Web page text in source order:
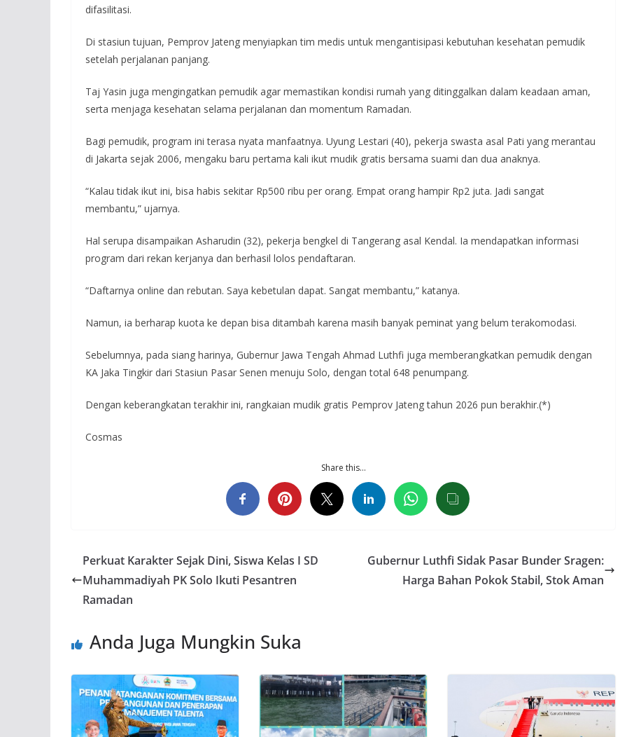
difasilitasi.
Di stasiun tujuan, Pemprov Jateng menyiapkan tim medis untuk mengantisipasi kebutuhan kesehatan pemudik
setelah perjalanan panjang.
Taj Yasin juga mengingatkan pemudik agar memastikan kondisi rumah yang ditinggalkan dalam keadaan aman,
serta menjaga kesehatan selama perjalanan dan momentum Ramadan.
Bagi pemudik, program ini terasa nyata manfaatnya. Uyung Lestari (40), pekerja swasta asal Pati yang merantau
di Jakarta sejak 2006, mengaku baru pertama kali ikut mudik gratis bersama suami dan dua anaknya.
“Kalau tidak ikut ini, bisa habis sekitar Rp500 ribu per orang. Empat orang hampir Rp2 juta. Jadi sangat
membantu,” ujarnya.
Hal serupa disampaikan Asharudin (32), pekerja bengkel di Tangerang asal Kendal. Ia mendapatkan informasi
program dari rekan kerjanya dan berhasil lolos pendaftaran.
“Daftarnya online dan rebutan. Saya kebetulan dapat. Sangat membantu,” katanya.
Namun, ia berharap kuota ke depan bisa ditambah karena masih banyak peminat yang belum terakomodasi.
Sebelumnya, pada siang harinya, Gubernur Jawa Tengah Ahmad Luthfi juga memberangkatkan pemudik dengan
KA Jaka Tingkir dari Stasiun Pasar Senen menuju Solo, dengan total 648 penumpang.
Dengan keberangkatan terakhir ini, rangkaian mudik gratis Pemprov Jateng tahun 2026 pun berakhir.(*)
Cosmas
Share this…
Perkuat Karakter Sejak Dini, Siswa Kelas I SD
Muhammadiyah PK Solo Ikuti Pesantren
Ramadan
Gubernur Luthfi Sidak Pasar Bunder Sragen:
Harga Bahan Pokok Stabil, Stok Aman
Anda Juga Mungkin Suka